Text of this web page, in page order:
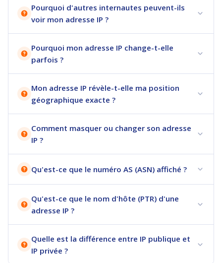
Pourquoi d'autres internautes peuvent-ils
voir mon adresse IP ?
Pourquoi mon adresse IP change-t-elle
parfois ?
Mon adresse IP révèle-t-elle ma position
géographique exacte ?
Comment masquer ou changer son adresse
IP ?
Qu'est-ce que le numéro AS (ASN) affiché ?
Qu'est-ce que le nom d'hôte (PTR) d'une
adresse IP ?
Quelle est la différence entre IP publique et
IP privée ?